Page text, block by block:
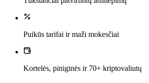
Puikūs tarifai ir maži mokesčiai
Kortelės, piniginės ir 70+ kriptovaliutų